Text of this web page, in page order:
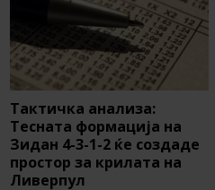
Тактичка анализа:
Тесната формација на
Зидан 4-3-1-2 ќе создаде
простор за крилата на
Ливерпул